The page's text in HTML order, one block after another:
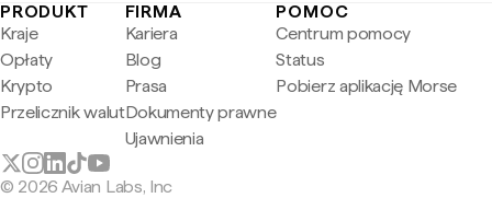
PRODUKT
Kraje
Opłaty
Krypto
Przelicznik walut
FIRMA
Kariera
Blog
Prasa
Dokumenty prawne
Ujawnienia
POMOC
Centrum pomocy
Status
Pobierz aplikację Morse
© 2026 Avian Labs, Inc